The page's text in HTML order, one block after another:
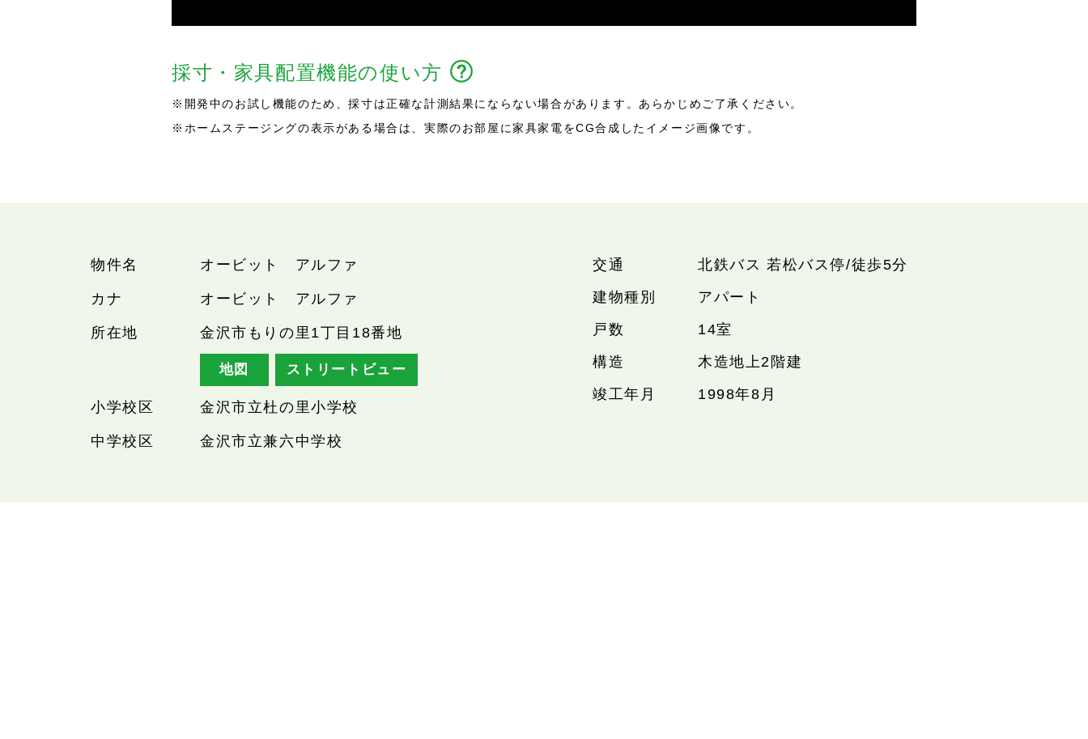
採寸・家具配置機能の使い方
※開発中のお試し機能のため、採寸は正確な計測結果にならない場合があります。あらかじめご了承ください。
※ホームステージングの表示がある場合は、実際のお部屋に家具家電をCG合成したイメージ画像です。
物件名 オービット アルファ
カナ オービット アルファ
所在地 金沢市もりの里1丁目18番地
地図 ストリートビュー
小学校区 金沢市立杜の里小学校
中学校区 金沢市立兼六中学校
交通
北鉄バス 若松バス停/徒歩5分
建物種別
アパート
戸数
14室
構造
木造地上2階建
竣工年月
1998年8月